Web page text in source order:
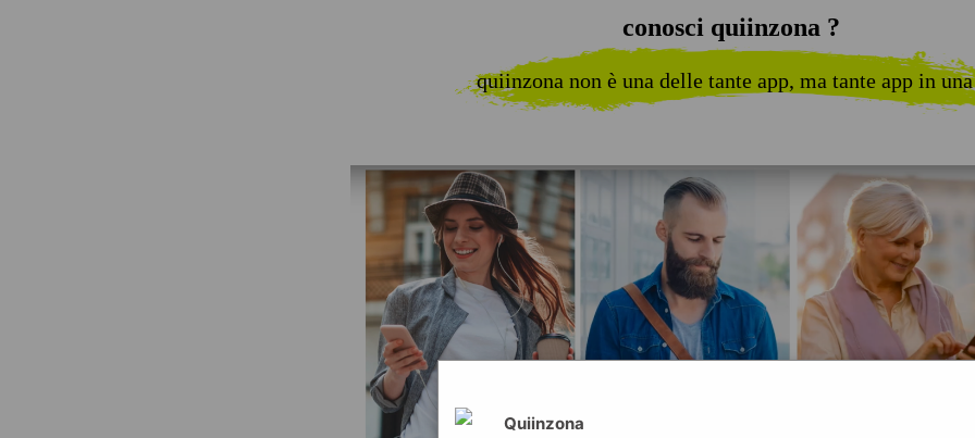
conosci quiinzona ?
quiinzona non è una delle tante app, ma tante app in
Quiinzona